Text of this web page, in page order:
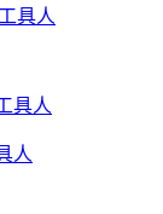
具人
人